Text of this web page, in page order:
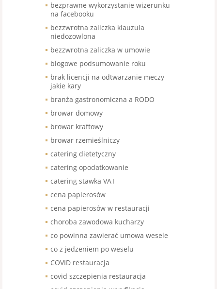
bezprawne wykorzystanie wizerunku
na facebooku
bezzwrotna zaliczka klauzula
niedozowlona
bezzwrotna zaliczka w umowie
blogowe podsumowanie roku
brak licencji na odtwarzanie meczy
jakie kary
branża gastronomiczna a RODO
browar domowy
browar kraftowy
browar rzemieślniczy
catering dietetyczny
catering opodatkowanie
catering stawka VAT
cena papierosów
cena papierosów w restauracji
choroba zawodowa kucharzy
co powinna zawierać umowa wesele
co z jedzeniem po weselu
COVID restauracja
covid szczepienia restauracja